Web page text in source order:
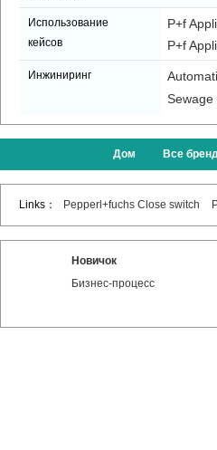
Использование
кейсов
P+f
P+f
Инжиниринг
Дом Все
Links： Pepperl+fuchs Close switch
Новичок
Бизнес-процесс